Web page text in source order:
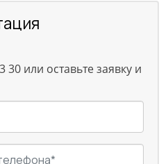
30 или оставьте заявку и